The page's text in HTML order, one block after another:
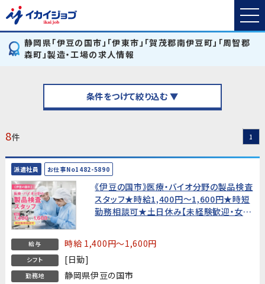
静岡県「伊豆の国市」「伊東市」「賀茂郡南伊豆町」「周智郡
森町」製造・工場の求人情報
条件をつけて絞り込む ▼
8件 1
派遣社員 お仕事No1482-5890
《伊豆の国市》医療・バイオ分野の製品検査
スタッフ★時給1,400円〜1,600円★時短
勤務相談可★土日休み【未経験歓迎・女性
給与 時給 1,400円～1,600円
シフト [日勤]
勤務地 静岡県伊豆の国市